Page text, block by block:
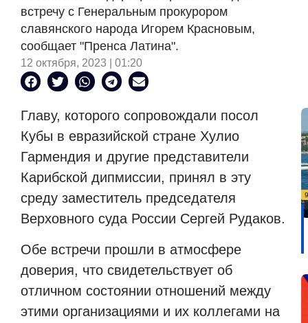
встречу с Генеральным прокурором
славянского народа Игорем Красновым,
сообщает "Пренса Латина".
12 октября, 2023 | 01:20
Главу, которого сопровождали посол
Кубы в евразийской стране Хулио
Гармендия и другие представители
Карибской дипмиссии, принял в эту
среду заместитель председателя
Верховного суда России Сергей Рудаков.
Обе встречи прошли в атмосфере
доверия, что свидетельствует об
отличном состоянии отношений между
этими организациями и их коллегами на